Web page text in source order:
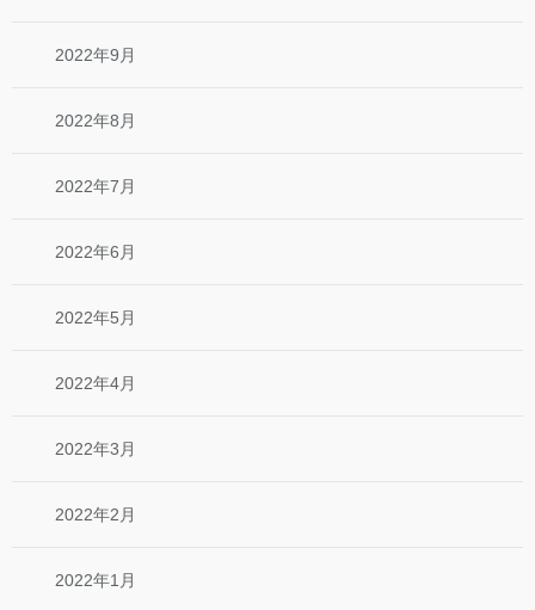
2022年9月
2022年8月
2022年7月
2022年6月
2022年5月
2022年4月
2022年3月
2022年2月
2022年1月